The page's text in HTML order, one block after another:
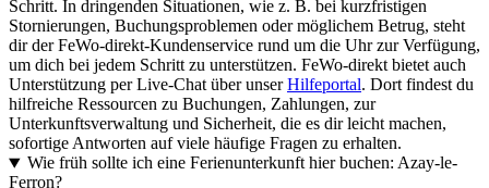
Schritt. In dringenden Situationen, wie z. B. bei kurzfristigen
Stornierungen, Buchungsproblemen oder möglichem Betrug, steht
dir der FeWo-direkt-Kundenservice rund um die Uhr zur Verfügung,
um dich bei jedem Schritt zu unterstützen. FeWo-direkt bietet auch
Unterstützung per Live-Chat über unserHilfeportal. Dort findest du
hilfreiche Ressourcen zu Buchungen, Zahlungen, zur
Unterkunftsverwaltung und Sicherheit, die es dir leicht machen,
sofortige Antworten auf viele häufige Fragen zu erhalten.
Wie früh sollte ich eine Ferienunterkunft hier buchen: Azay-le-
Ferron?